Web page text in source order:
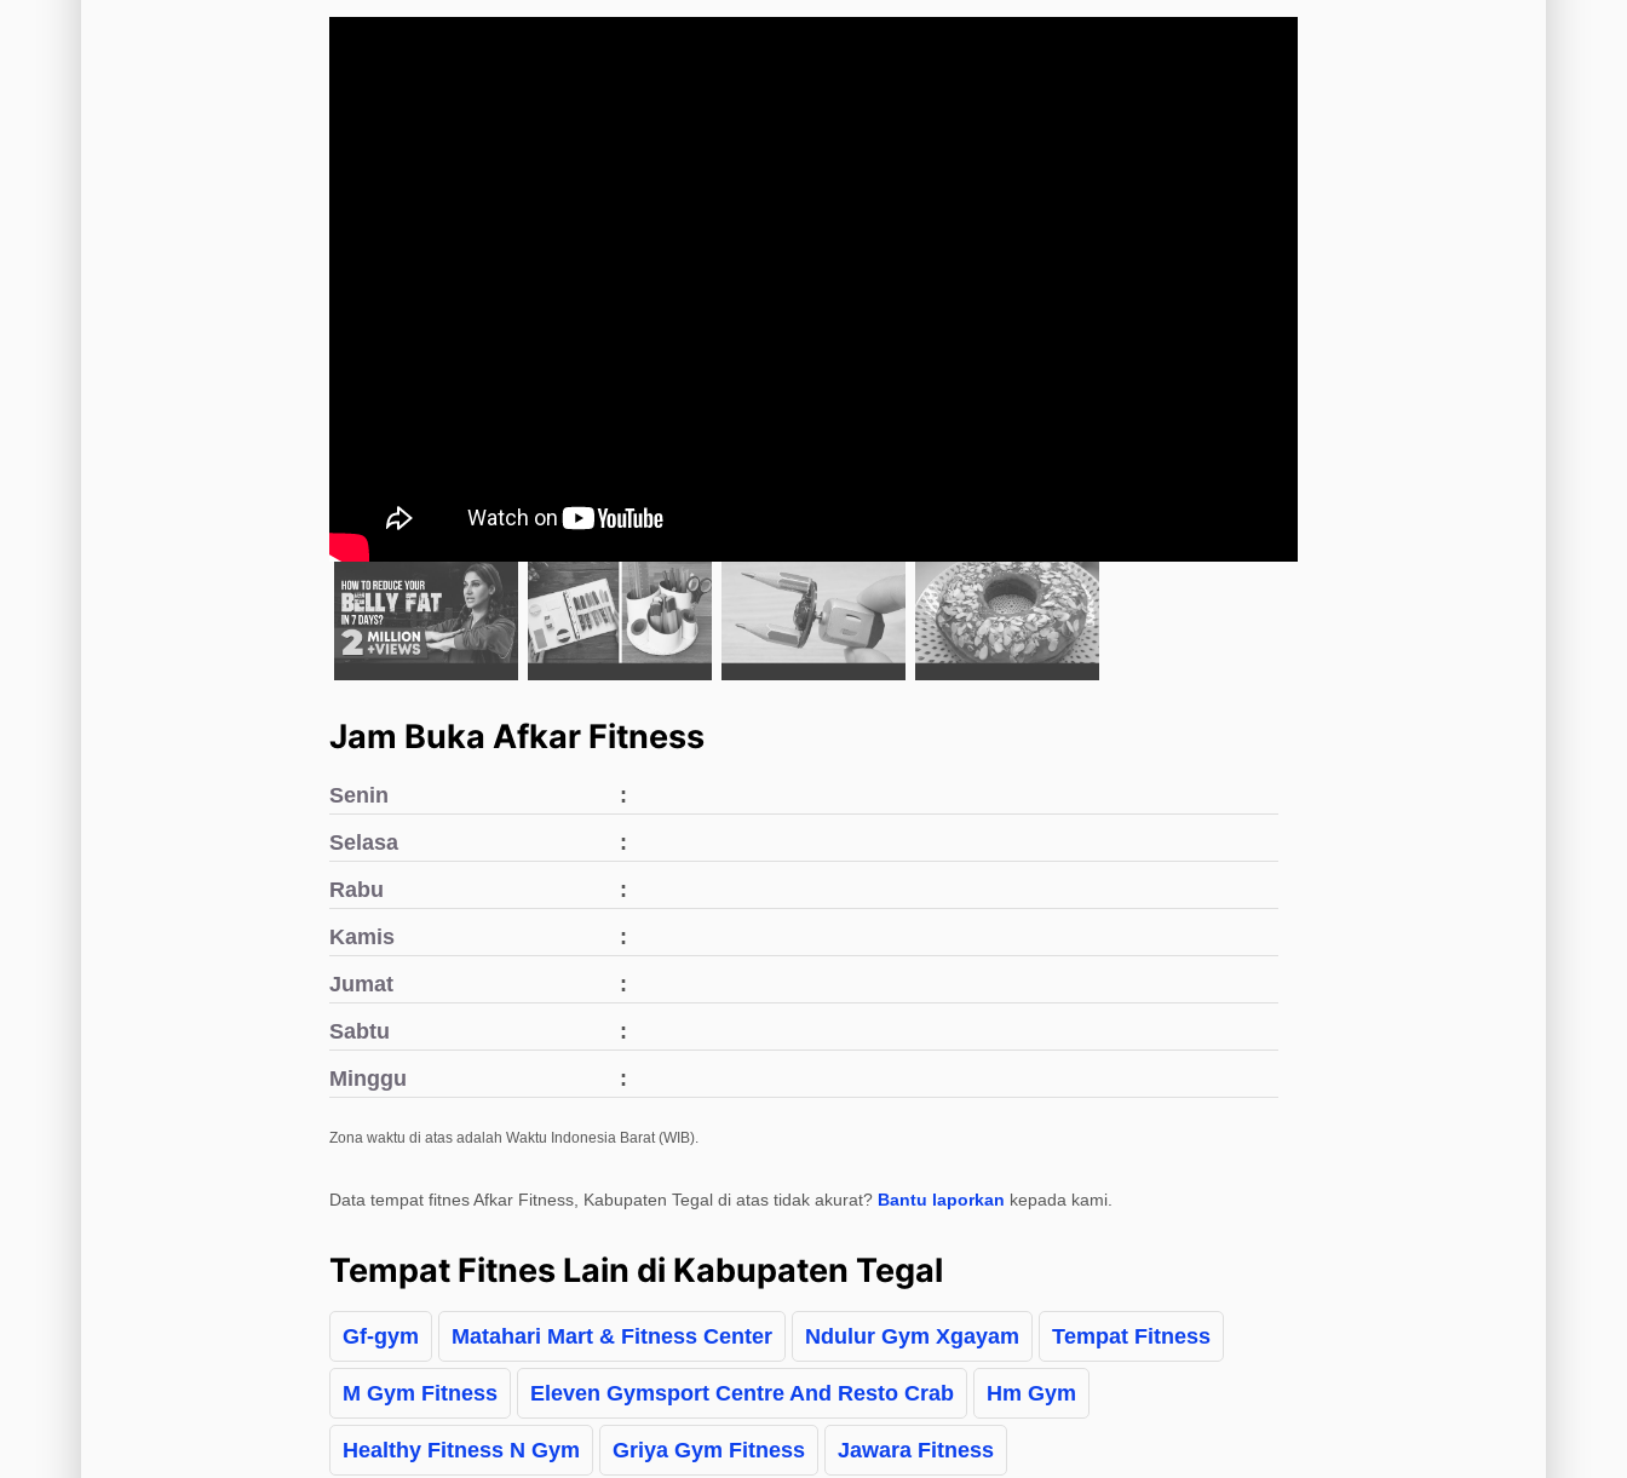
Jam Buka Afkar Fitness
Senin
Selasa
Rabu
Kamis
Jumat
Sabtu
Minggu
Zona waktu di atas adalah Waktu Indonesia Barat (WIB).
Data tempat fitnes Afkar Fitness, Kabupaten Tegal di atas tidak akurat? Bantu laporkan kepada kami.
Tempat Fitnes Lain di Kabupaten Tegal
Gf-gym Matahari Mart & Fitness Center Ndulur Gym Xgayam Tempat Fitness
M Gym Fitness Eleven Gymsport Centre And Resto Crab Hm Gym
Healthy Fitness N Gym Griya Gym Fitness Jawara Fitness